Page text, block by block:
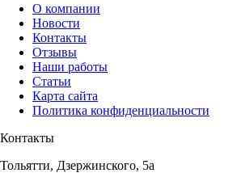
О компании
Новости
Контакты
Отзывы
Наши работы
Статьи
Карта сайта
Политика конфиденциальности
Контакты
Тольятти, Дзержинского, 5а